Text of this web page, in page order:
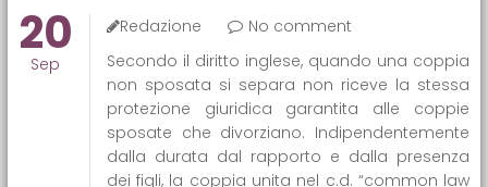
20
Sep
Redazione
No comment
Secondo il diritto inglese, quando una coppia
non sposata si separa non riceve la stessa
protezione giuridica garantita alle coppie
sposate che divorziano. Indipendentemente
dalla durata dal rapporto e dalla presenza
dei figli, la coppia unita nel c.d. “common law